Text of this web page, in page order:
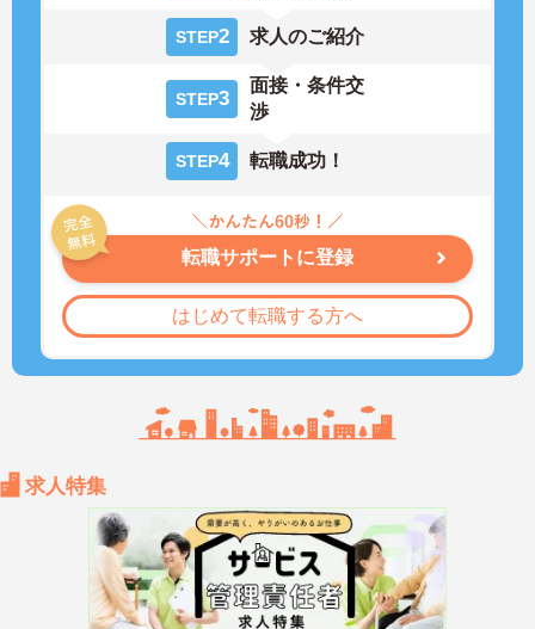
STEP2 求人のご紹介
STEP3
面接・条件交
渉
STEP4 転職成功！
転職サポートに登録
はじめて転職する方へ
求人特集